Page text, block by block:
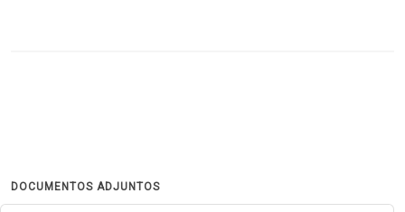
DOCUMENTOS ADJUNTOS